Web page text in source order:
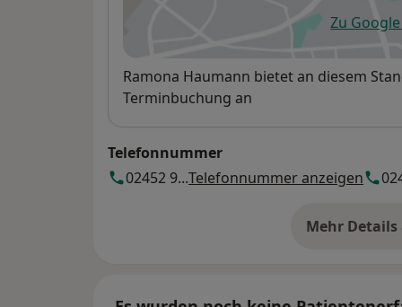
Zu
Verfügbarkeit
Ramona Haumann bietet an diesem
Terminbuchung an
Telefonnummer
02452 9...Telefonnummer anzeigen
Mehr Details